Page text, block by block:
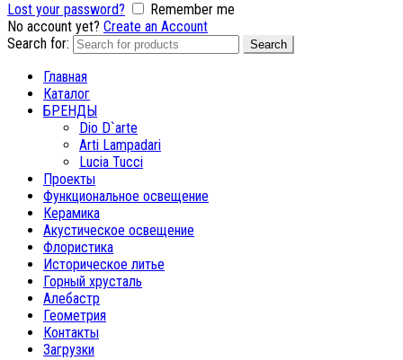
Lost your password?
Remember me
No account yet? Create an Account
Search for:
Search
Главная
Каталог
БРЕНДЫ
Dio D`arte
Arti Lampadari
Lucia Tucci
Проекты
Функциональное освещение
Керамика
Акустическое освещение
Флористика
Историческое литье
Горный хрусталь
Алебастр
Геометрия
Контакты
Загрузки